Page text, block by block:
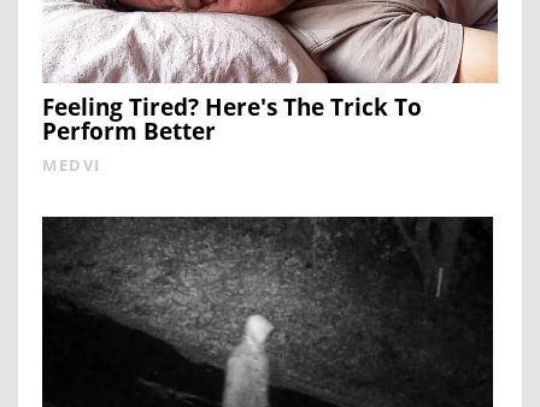
Feeling Tired? Here's The Trick To
Perform Better
MEDVI